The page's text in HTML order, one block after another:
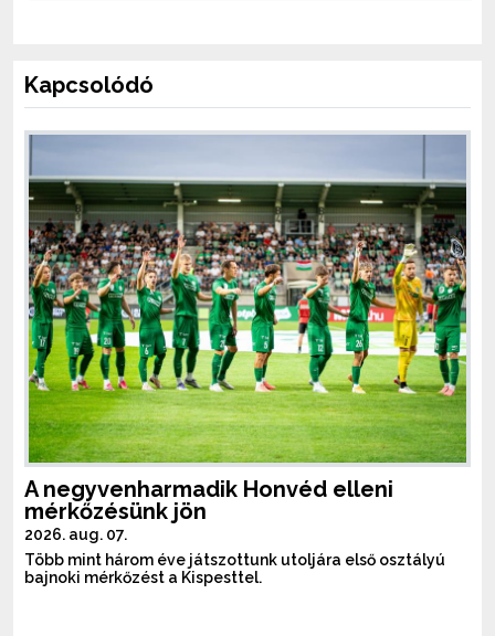
Kapcsolódó
A negyvenharmadik Honvéd elleni
mérkőzésünk jön
2026. aug. 07.
Több mint három éve játszottunk utoljára első osztályú
bajnoki mérkőzést a Kispesttel.